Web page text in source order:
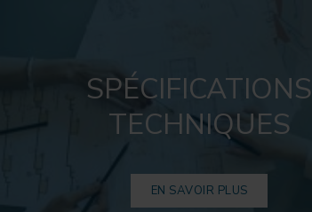
SPÉCIFICATIONS
TECHNIQUES
EN SAVOIR PLUS